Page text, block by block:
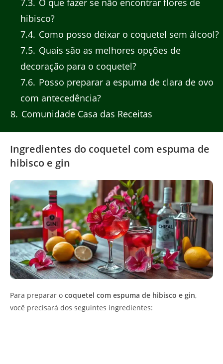
7.3 O que fazer se não encontrar flores de
hibisco?
7.4 Como posso deixar o coquetel sem álcool?
7.5 Quais são as melhores opções de
decoração para o coquetel?
7.6 Posso preparar a espuma de clara de ovo
com antecedência?
8 Comunidade Casa das Receitas
Ingredientes do coquetel com espuma de
hibisco e gin
Para preparar o coquetel com espuma de hibisco e gin,
você precisará dos seguintes ingredientes: